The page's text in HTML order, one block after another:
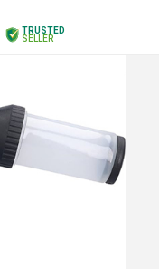
TRUSTED
SELLER